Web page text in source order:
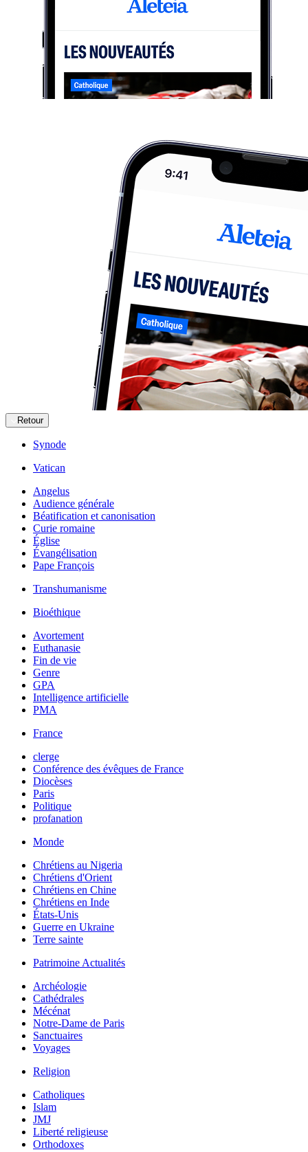
Retour
Synode
Vatican
Angelus
Audience générale
Béatification et canonisation
Curie romaine
Église
Évangélisation
Pape François
Transhumanisme
Bioéthique
Avortement
Euthanasie
Fin de vie
Genre
GPA
Intelligence artificielle
PMA
France
clerge
Conférence des évêques de France
Diocèses
Paris
Politique
profanation
Monde
Chrétiens au Nigeria
Chrétiens d'Orient
Chrétiens en Chine
Chrétiens en Inde
États-Unis
Guerre en Ukraine
Terre sainte
Patrimoine Actualités
Archéologie
Cathédrales
Mécénat
Notre-Dame de Paris
Sanctuaires
Voyages
Religion
Catholiques
Islam
JMJ
Liberté religieuse
Orthodoxes